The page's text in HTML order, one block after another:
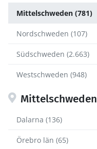
Mittelschweden (781)
Nordschweden (107)
Südschweden (2.663)
Westschweden (948)
Mittelschweden
Dalarna (136)
Örebro län (65)